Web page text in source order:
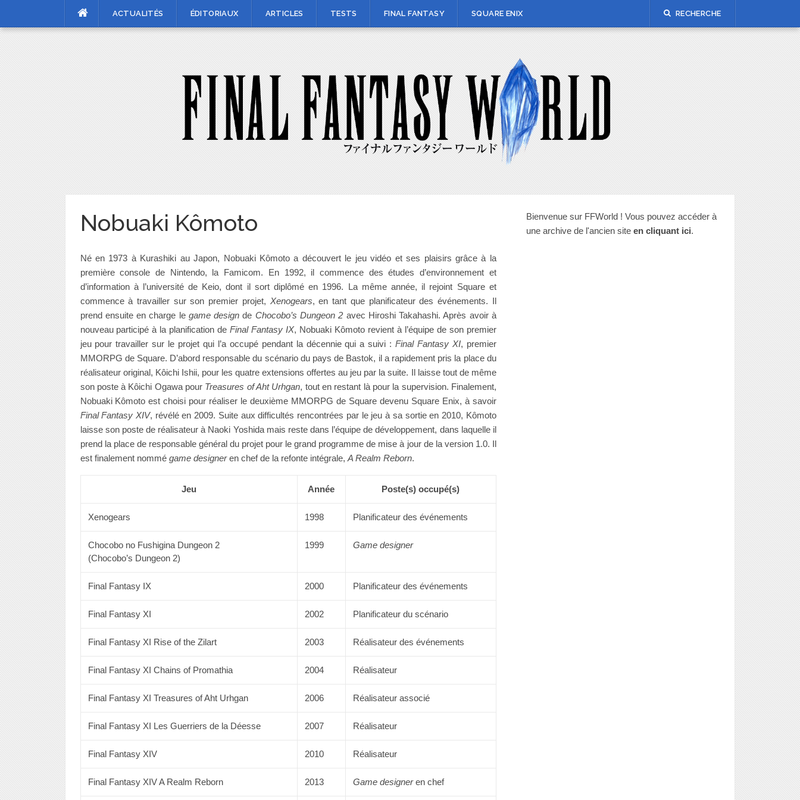
content
ACTUALITÉS ÉDITORIAUX ARTICLES TESTS FINAL FANTASY SQUARE ENIX RECHERCHE
Nobuaki Kômoto
Né en 1973 à Kurashiki au Japon, Nobuaki Kômoto a découvert le jeu vidéo et ses plaisirs grâce à la
première console de Nintendo, la Famicom. En 1992, il commence des études d’environnement et
d’information à l’université de Keio, dont il sort diplômé en 1996. La même année, il rejoint Square et
commence à travailler sur son premier projet, Xenogears, en tant que planificateur des événements. Il
prend ensuite en charge le game design de Chocobo’s Dungeon 2 avec Hiroshi Takahashi. Après avoir à
nouveau participé à la planification deFinal Fantasy IX, Nobuaki Kômoto revient à l’équipe de son premier
jeu pour travailler sur le projet qui l’a occupé pendant la décennie qui a suivi :Final Fantasy XI, premier
MMORPG de Square. D’abord responsable du scénario du pays de Bastok, il a rapidement pris la place du
réalisateur original, Kôichi Ishii, pour les quatre extensions offertes au jeu par la suite. Il laisse tout de même
son poste à Kôichi Ogawa pour Treasures of Aht Urhgan, tout en restant là pour la supervision. Finalement,
Nobuaki Kômoto est choisi pour réaliser le deuxième MMORPG de Square devenu Square Enix, à savoir
Final Fantasy XIV, révélé en 2009. Suite aux difficultés rencontrées par le jeu à sa sortie en 2010, Kômoto
laisse son poste de réalisateur à Naoki Yoshida mais reste dans l’équipe de développement, dans laquelle il
prend la place de responsable général du projet pour le grand programme de mise à jour de la version 1.0. Il
est finalement nommé game designeren chef de la refonte intégrale, A Realm Reborn.
Jeu Année Poste(s) occupé(s)
Xenogears 1998 Planificateur des événements
Chocobo no Fushigina Dungeon 2
(Chocobo’s Dungeon 2)
1999 Game designer
Final Fantasy IX 2000 Planificateur des événements
Final Fantasy XI 2002 Planificateur du scénario
Final Fantasy XI Rise of the Zilart 2003 Réalisateur des événements
Final Fantasy XI Chains of Promathia 2004 Réalisateur
Final Fantasy XI Treasures of Aht Urhgan 2006 Réalisateur associé
Final Fantasy XI Les Guerriers de la Déesse 2007 Réalisateur
Final Fantasy XIV 2010 Réalisateur
Final Fantasy XIV A Realm Reborn 2013 Game designeren chef
Bienvenue sur FFWorld ! Vous pouvez accéder à
une archive de l'ancien site en cliquant ici.